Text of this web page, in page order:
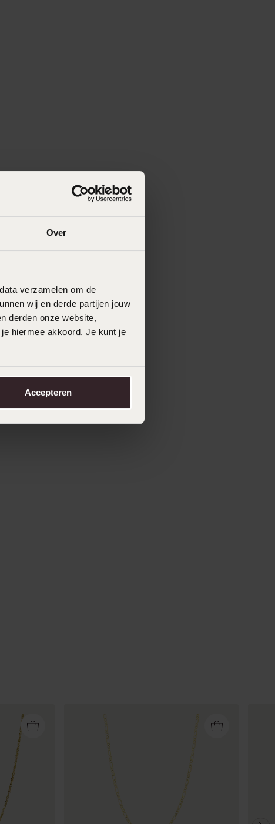
Over
verzamelen om de
wij en derde partijen jouw
derden onze website,
hiermee akkoord. Je kunt je
Accepteren